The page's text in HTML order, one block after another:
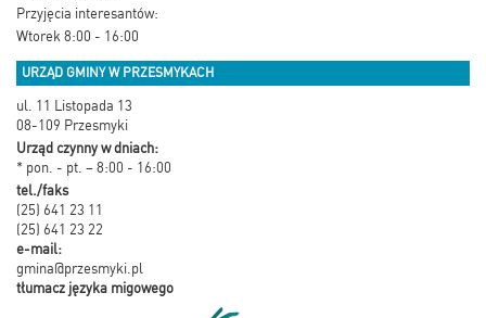
Przyjęcia interesantów:
Wtorek 8:00 - 16:00
URZĄD GMINY W PRZESMYKACH
ul. 11 Listopada 13
08-109 Przesmyki
Urząd czynny w dniach:
* pon. - pt. – 8:00 - 16:00
tel./faks
(25) 641 23 11
(25) 641 23 22
e-mail:
gmina@przesmyki.pl
tłumacz języka migowego